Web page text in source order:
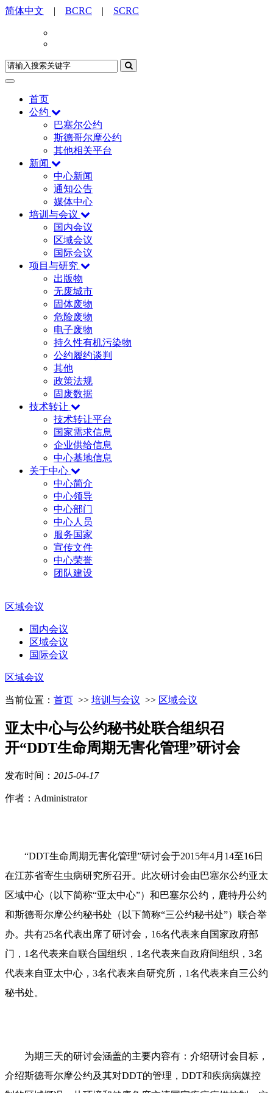
简体中文 | BCRC | SCRC
首页
公约
巴塞尔公约
斯德哥尔摩公约
其他相关平台
新闻
中心新闻
通知公告
媒体中心
培训与会议
国内会议
区域会议
国际会议
项目与研究
出版物
无废城市
固体废物
危险废物
电子废物
持久性有机污染物
公约履约谈判
其他
政策法规
固废数据
技术转让
技术转让平台
国家需求信息
企业供给信息
中心基地信息
关于中心
中心简介
中心领导
中心部门
中心人员
服务国家
宣传文件
中心荣誉
团队建设
区域会议
国内会议
区域会议
国际会议
区域会议
当前位置： 首页 >> 培训与会议 >> 区域会议
亚太中心与公约秘书处联合组织召
开“DDT生命周期无害化管理”研讨会
发布时间： 2015-04-17
作者：Administrator
“DDT生命周期无害化管理”研讨会于2015年4月14至16日
在江苏省寄生虫病研究所召开。此次研讨会由巴塞尔公约亚太
区域中心（以下简称“亚太中心”）和巴塞尔公约，鹿特丹公约
和斯德哥尔摩公约秘书处（以下简称“三公约秘书处”）联合举
办。共有25名代表出席了研讨会，16名代表来自国家政府部
门，1名代表来自联合国组织，1名代表来自政府间组织，3名
代表来自亚太中心，3名代表来自研究所，1名代表来自三公约
秘书处。
为期三天的研讨会涵盖的主要内容有：介绍研讨会目标，
介绍斯德哥尔摩公约及其对DDT的管理，DDT和疾病病媒控